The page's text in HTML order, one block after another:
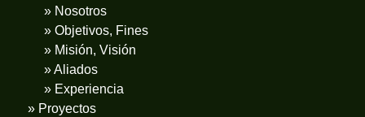
» Nosotros
» Objetivos, Fines
» Misión, Visión
» Aliados
» Experiencia
» Proyectos